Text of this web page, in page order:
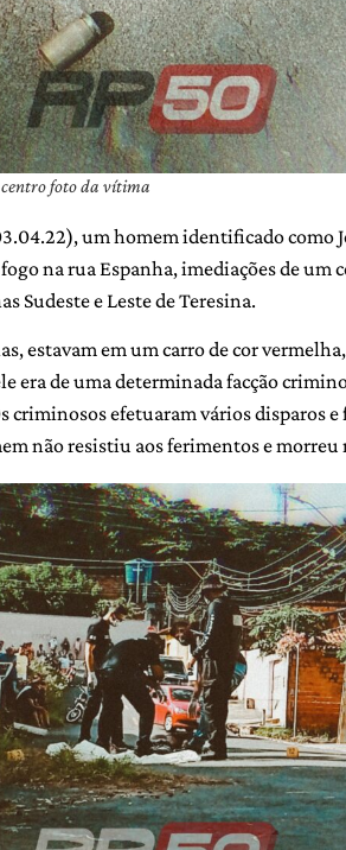
foto da vítima
um homem identificado como
na rua Espanha, imediações de
Sudeste e Leste de Teresina.
estavam em um carro de cor
era de uma determinada facção
criminosos efetuaram vários disparos
não resistiu aos ferimentos e morreu